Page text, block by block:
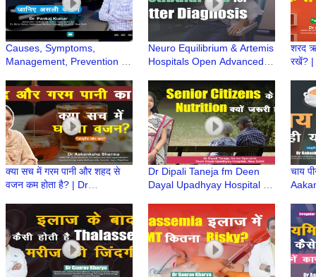
Causes, Symptoms,
Management, Prevention &
Loss | Dr Pankaj Kumar
Neuro Equilibrium & Artemis
Hospitals Open Advanced
Disorders Diagnosis
शरद
रखें? |
क्या सच में गरम पानी और शहद से
वजन कम होता है? | Dr
Ayurved aur Aap
Dr Dipali Taneja fm Deen
Dayal Upadhyay Hospital on
चाय